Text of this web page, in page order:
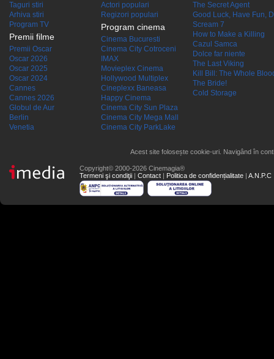
Taguri stiri
Arhiva stiri
Program TV
Premii filme
Premii Oscar
Oscar 2026
Oscar 2025
Oscar 2024
Cannes
Cannes 2026
Globul de Aur
Berlin
Venetia
Actori populari
Regizori populari
Program cinema
Cinema Bucuresti
Cinema City Cotroceni
IMAX
Movieplex Cinema
Hollywood Multiplex
Cineplexx Baneasa
Happy Cinema
Cinema City Sun Plaza
Cinema City Mega Mall
Cinema City ParkLake
The Secret Agent
Good Luck, Have Fun,
Scream 7
How to Make a Killing
Cazul Samca
Dolce far niente
The Last Viking
Kill Bill: The Whole
The Bride!
Cold Storage
Acest site folosește cookie-uri. Navigând în
Copyright© 2000-2026 Cinemagia®
Termeni şi condiţii | Contact | Politica de confidențialitate | A.N.P.C